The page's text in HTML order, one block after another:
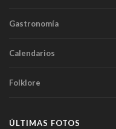
Gastronomía
Calendarios
Folklore
ÚLTIMAS FOTOS